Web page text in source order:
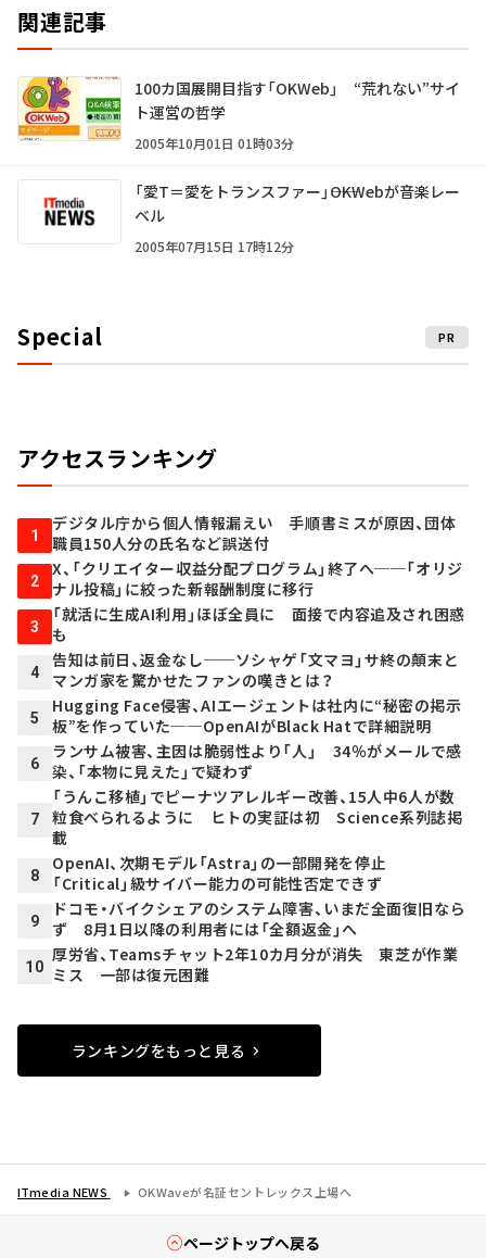
関連記事
100カ国展開目指す「OKWeb」 “荒れない”サイ
ト運営の哲学
2005年10月01日 01時03分
「愛T＝愛をトランスファー」――OKWebが音楽レー
ベル
2005年07月15日 17時12分
Special PR
アクセスランキング
1
デジタル庁から個人情報漏えい 手順書ミスが原因、団体
職員150人分の氏名など誤送付
2
X、「クリエイター収益分配プログラム」終了へ──「オリジ
ナル投稿」に絞った新報酬制度に移行
3
「就活に生成AI利用」ほぼ全員に 面接で内容追及され困惑
も
4
告知は前日、返金なし──ソシャゲ「文マヨ」サ終の顛末と
マンガ家を驚かせたファンの嘆きとは？
5
Hugging Face侵害、AIエージェントは社内に“秘密の掲示
板”を作っていた──OpenAIがBlack Hatで詳細説明
6
ランサム被害、主因は脆弱性より「人」 34％がメールで感
染、「本物に見えた」で疑わず
7
「うんこ移植」でピーナツアレルギー改善、15人中6人が数
粒食べられるように ヒトの実証は初 Science系列誌掲
載
8
OpenAI、次期モデル「Astra」の一部開発を停止
「Critical」級サイバー能力の可能性否定できず
9
ドコモ・バイクシェアのシステム障害、いまだ全面復旧なら
ず 8月1日以降の利用者には「全額返金」へ
10
厚労省、Teamsチャット2年10カ月分が消失 東芝が作業
ミス 一部は復元困難
ランキングをもっと見る
ITmedia NEWS OKWaveが名証セントレックス上場へ
ページトップへ戻る